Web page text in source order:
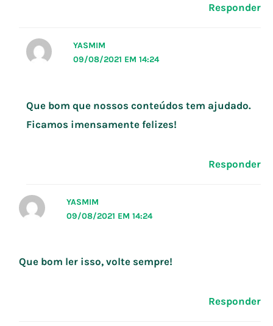
Responder
YASMIM
09/08/2021 EM 14:24
Que bom que nossos conteúdos tem ajudado.
Ficamos imensamente felizes!
Responder
YASMIM
09/08/2021 EM 14:24
Que bom ler isso, volte sempre!
Responder